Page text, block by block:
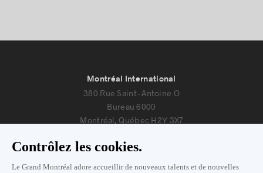
Montréal International
380 Rue Saint-Antoine O
Bureau 6000
Montréal, Québec H2Y 3X7